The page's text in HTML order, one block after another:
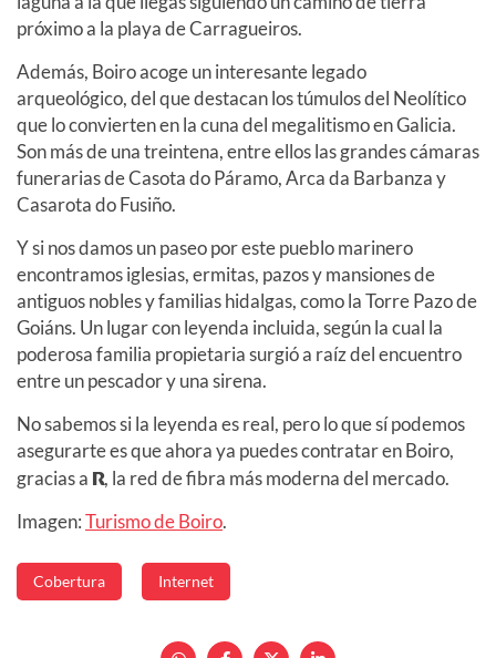
próximo a la playa de Carragueiros.
Además, Boiro acoge un interesante legado
arqueológico, del que destacan los túmulos del Neolítico
que lo convierten en la cuna del megalitismo en Galicia.
Son más de una treintena, entre ellos las grandes cámaras
funerarias de Casota do Páramo, Arca da Barbanza y
Casarota do Fusiño.
Y si nos damos un paseo por este pueblo marinero
encontramos iglesias, ermitas, pazos y mansiones de
antiguos nobles y familias hidalgas, como la Torre Pazo de
Goiáns. Un lugar con leyenda incluida, según la cual la
poderosa familia propietaria surgió a raíz del encuentro
entre un pescador y una sirena.
No sabemos si la leyenda es real, pero lo que sí podemos
asegurarte es que ahora ya puedes contratar en Boiro,
gracias a R, la red de fibra más moderna del mercado.
Imagen:Turismo de Boiro.
Cobertura Internet